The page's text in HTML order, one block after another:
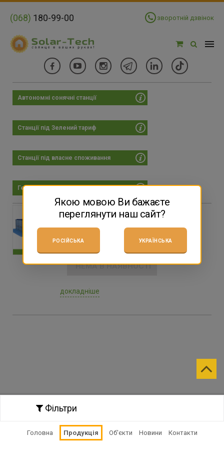
(068) 180-99-00 зворотній дзвінок
Фільтри
Фільтри
Ціна:
-
Автономні сонячні станції
Станції під Зелений тариф
Станції під власне споживання
Геліосистеми для нагрівання води
МЕРЕЖЕВА СТАНЦІЯ 100 КВТ ПІД
ЗЕЛЕНИЙ ТАРИФ
НЕМА В НАЯВНОСТІ
докладніше
Головна Продукція Об'єкти Новини Контакти
Якою мовою Ви бажаєте
переглянути наш сайт?
РОСІЙСЬКА УКРАЇНСЬКА